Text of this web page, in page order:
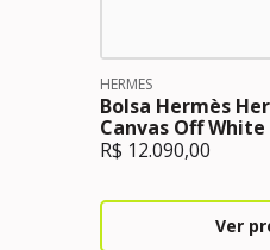
HERMES
Bolsa Hermès
Canvas Off White
R$ 12.090,00
Ver